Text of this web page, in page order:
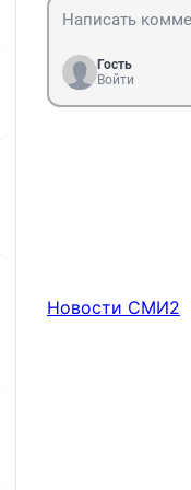
Гость
Войти
Новости СМИ2